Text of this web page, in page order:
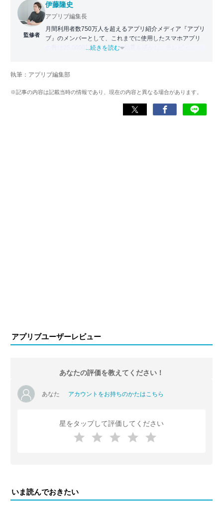
監修者
伊藤隆史
アプリブ編集長
月間利用者数750万人を超えるアプリ紹介メディア『アプリ
ブ』のメンバーとして、これまでに使用したスマホアプリ
の数は25,000以上。アプリの知見を活かし、テレビ・
化アプリの紹介）、TBS『サタプラ』（スマホライフが変
スマホアプリ）他
...続きを読む
執筆：アプリブ編集部
※記事の内容は記載当時の情報であり、現在の内容と異なる場合があります。
アプリブユーザーレビュー
あなたの評価を教えてください！
あなた アカウントをお持ちのかたはこちら
星をタップして評価してください
いま読んでおきたい